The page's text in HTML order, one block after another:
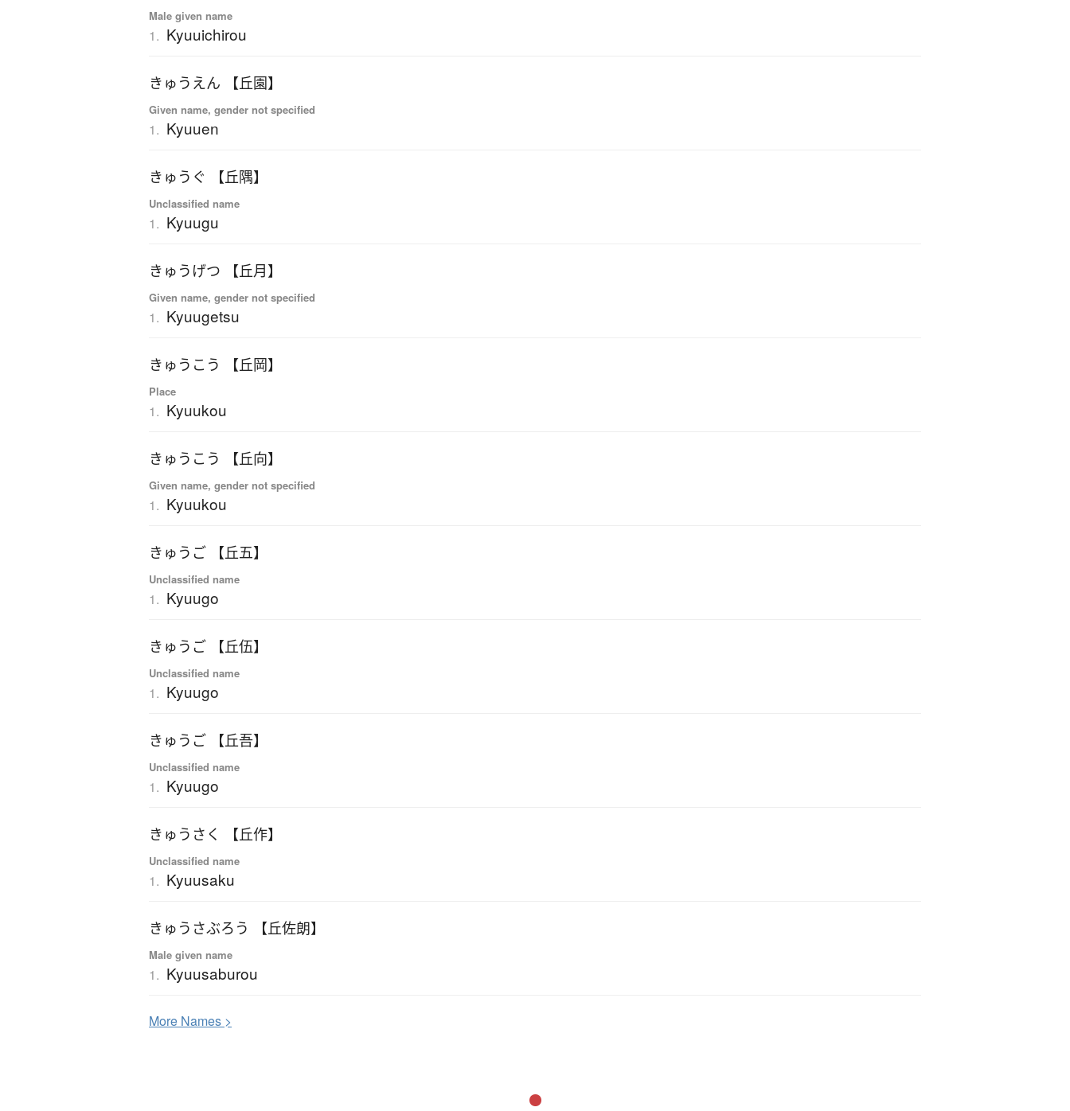
Male given name
1. Kyuuichirou
きゅうえん 【丘園】
Given name, gender not specified
1. Kyuuen
きゅうぐ 【丘隅】
Unclassified name
1. Kyuugu
きゅうげつ 【丘月】
Given name, gender not specified
1. Kyuugetsu
きゅうこう 【丘岡】
Place
1. Kyuukou
きゅうこう 【丘向】
Given name, gender not specified
1. Kyuukou
きゅうご 【丘五】
Unclassified name
1. Kyuugo
きゅうご 【丘伍】
Unclassified name
1. Kyuugo
きゅうご 【丘吾】
Unclassified name
1. Kyuugo
きゅうさく 【丘作】
Unclassified name
1. Kyuusaku
きゅうさぶろう 【丘佐朗】
Male given name
1. Kyuusaburou
More Names >